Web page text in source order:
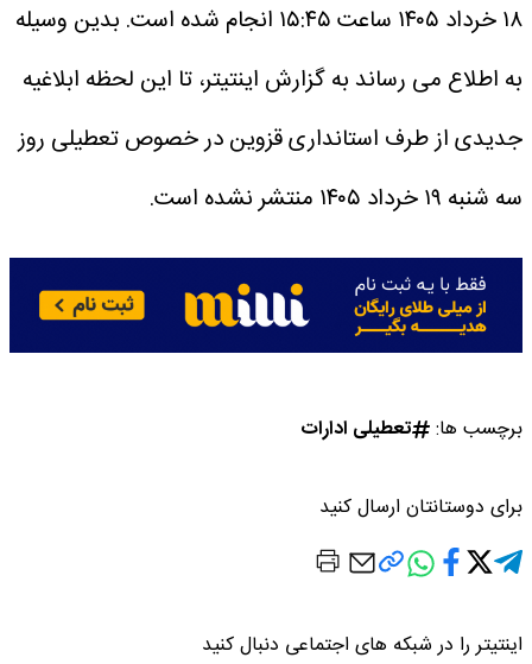
۱۸ خرداد ۱۴۰۵ ساعت ۱۵:۴۵ انجام شده است.
بدین وسیله
به اطلاع می رساند به گزارش اینتیتر، تا این لحظه ابلاغیه
جدیدی از طرف استانداری قزوین در خصوص تعطیلی روز
سه شنبه ۱۹ خرداد ۱۴۰۵ منتشر نشده است.
برچسب ها: تعطیلی ادارات
برای دوستانتان ارسال کنید
اینتیتر را در شبکه های اجتماعی دنبال کنید